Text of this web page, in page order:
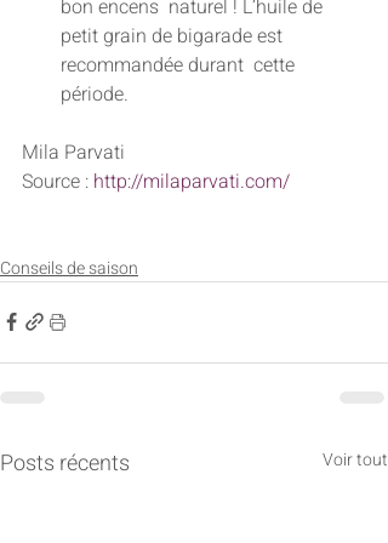
bon encens  naturel ! L’huile de
petit grain de bigarade est
recommandée durant  cette
période.
Mila Parvati
Source : http://milaparvati.com/
Conseils de saison
Posts récents Voir tout